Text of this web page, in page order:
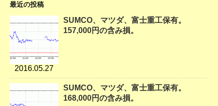
最近の投稿
2016.05.27
SUMCO、マツダ、富士重工保有。
157,000円の含み損。
SUMCO、マツダ、富士重工保有。
168,000円の含み損。